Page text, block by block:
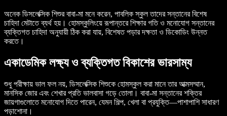
অনেক ডিসলেক্সিক শিশুর বাবা-মা মনে করেন, পাবলিক স্কুল তাদের সন্তানের বিশেষ
চাহিদা মেটাতে ব্যর্থ হয়। হোমস্কুলিংয়ে রূপান্তরে শিক্ষার গতি ও মনোযোগ সন্তানের
ব্যক্তিগত চাহিদা অনুযায়ী ঠিক করা যায়, বিশেষত পড়ার দক্ষতা ও ডিকোডিং উন্নত
করতে।
একাডেমিক লক্ষ্য ও ব্যক্তিগত বিকাশের ভারসাম্য
শুধু পরীক্ষায় ভাল ফল নয়, ডিসলেক্সিক শিশুকে হোমস্কুল করা মানে তার আত্মসম্মান,
মানসিক জোর এবং শেখার প্রতি ভালবাসা গড়ে তোলা। বাবা-মা সন্তানের শক্তির
জায়গাগুলোতে মনোযোগ দিতে পারেন, যেমন শিল্প, খেলা বা প্রযুক্তি—পাশাপাশি সাধারণ
পড়াশোনা।